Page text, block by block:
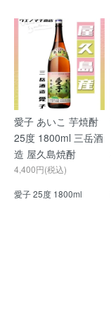
愛子 あいこ 芋焼酎
25度 1800ml 三岳酒
造 屋久島焼酎
4,400円(税込)
愛子 25度 1800ml